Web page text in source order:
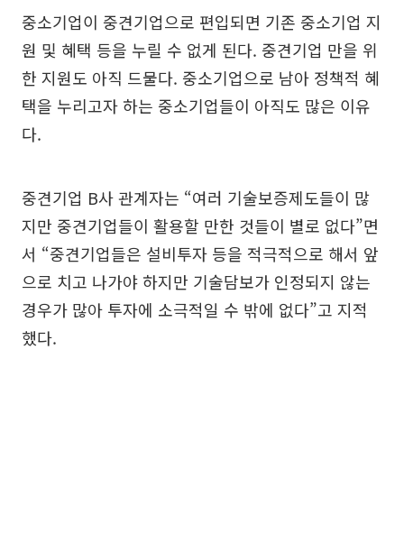
중소기업이 중견기업으로 편입되면 기존 중소기업 지
원 및 혜택 등을 누릴 수 없게 된다. 중견기업 만을 위
한 지원도 아직 드물다. 중소기업으로 남아 정책적 혜
택을 누리고자 하는 중소기업들이 아직도 많은 이유
다.
중견기업 B사 관계자는 “여러 기술보증제도들이 많
지만 중견기업들이 활용할 만한 것들이 별로 없다”면
서 “중견기업들은 설비투자 등을 적극적으로 해서 앞
으로 치고 나가야 하지만 기술담보가 인정되지 않는
경우가 많아 투자에 소극적일 수 밖에 없다”고 지적
했다.